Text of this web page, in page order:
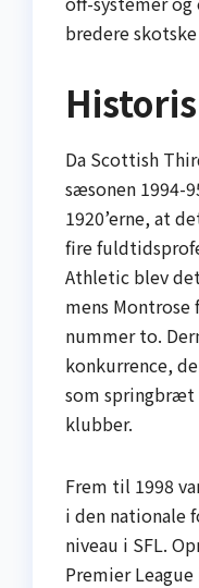
bredere
Da Scottish
sæsonen 1994-
1920’erne, at
fire
Athletic blev
mens
nummer to.
konkurrence,
som
klubber.
Frem til 1998
i den nationale
niveau i SFL.
Premier